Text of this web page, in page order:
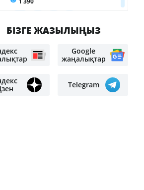
БІЗГЕ ЖАЗЫЛЫҢЫЗ
Google
жаңалықтар
Telegram